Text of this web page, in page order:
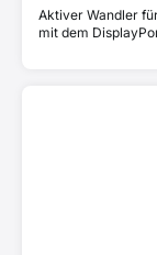
Aktiver Wandler
mit dem